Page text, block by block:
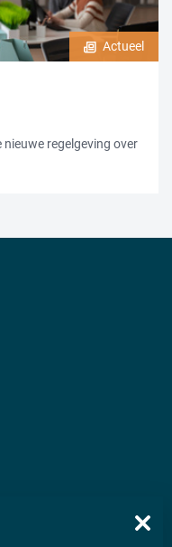
Actueel
nieuwe regelgeving over